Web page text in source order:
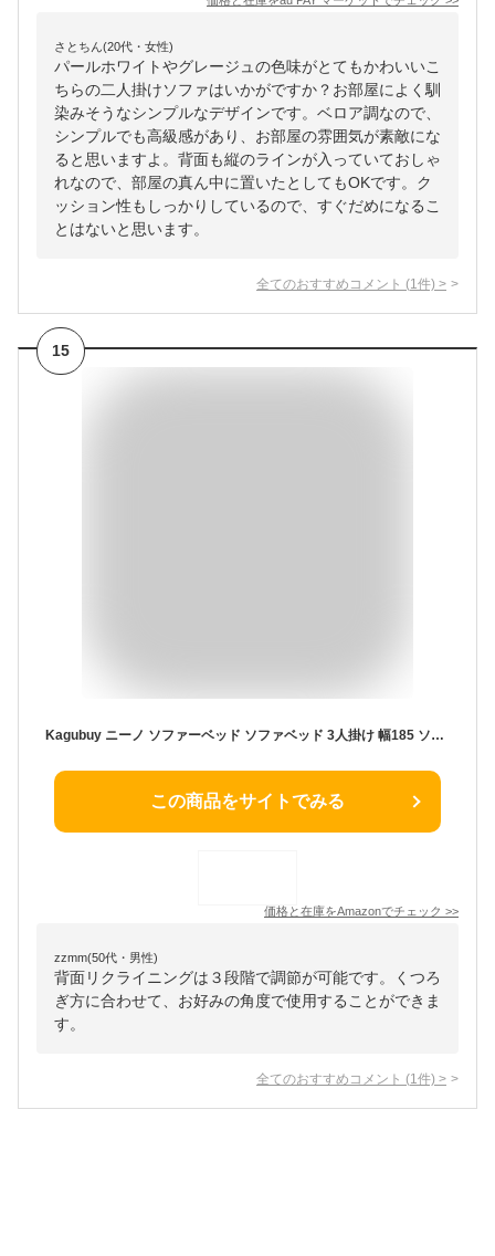
さとちん(20代・女性)
パールホワイトやグレージュの色味がとてもかわいいこ
ちらの二人掛けソファはいかがですか？お部屋によく馴
染みそうなシンプルなデザインです。ベロア調なので、
シンプルでも高級感があり、お部屋の雰囲気が素敵にな
ると思いますよ。背面も縦のラインが入っていておしゃ
れなので、部屋の真ん中に置いたとしてもOKです。ク
ッション性もしっかりしているので、すぐだめになるこ
とはないと思います。
全てのおすすめコメント (1 件) >
15
Kagubuy ニーノ ソファーベッド ソファベッド 3人掛け 幅185 ソファー ソファ ローソファー リクライニング 3人掛けソファー 2人掛けソファー テーブル付き おしゃれ 北欧 シンプル 一人暮らし 新生活 (ﾌﾞﾗｯｸ)
この商品をサイトでみる
価格と在庫をAmazonでチェック >>
zzmm(50代・男性)
背面リクライニングは３段階で調節が可能です。くつろ
ぎ方に合わせて、お好みの角度で使用することができま
す。
全てのおすすめコメント (1 件) >